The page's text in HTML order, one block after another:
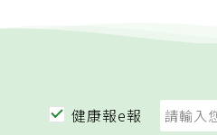
健康報e報